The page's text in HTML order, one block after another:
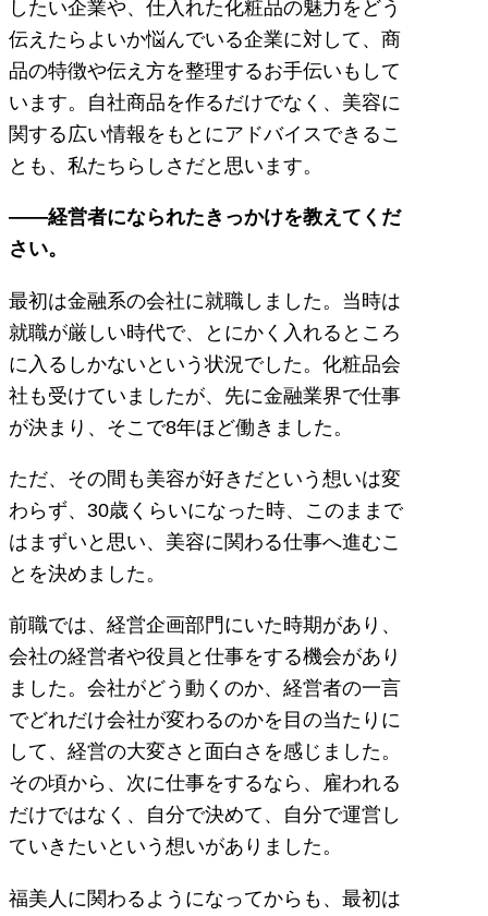
したい企業や、仕入れた化粧品の魅力をどう
伝えたらよいか悩んでいる企業に対して、商
品の特徴や伝え方を整理するお手伝いもして
います。自社商品を作るだけでなく、美容に
関する広い情報をもとにアドバイスできるこ
とも、私たちらしさだと思います。
——経営者になられたきっかけを教えてくだ
さい。
最初は金融系の会社に就職しました。当時は
就職が厳しい時代で、とにかく入れるところ
に入るしかないという状況でした。化粧品会
社も受けていましたが、先に金融業界で仕事
が決まり、そこで8年ほど働きました。
ただ、その間も美容が好きだという想いは変
わらず、30歳くらいになった時、このままで
はまずいと思い、美容に関わる仕事へ進むこ
とを決めました。
前職では、経営企画部門にいた時期があり、
会社の経営者や役員と仕事をする機会があり
ました。会社がどう動くのか、経営者の一言
でどれだけ会社が変わるのかを目の当たりに
して、経営の大変さと面白さを感じました。
その頃から、次に仕事をするなら、雇われる
だけではなく、自分で決めて、自分で運営し
ていきたいという想いがありました。
福美人に関わるようになってからも、最初は